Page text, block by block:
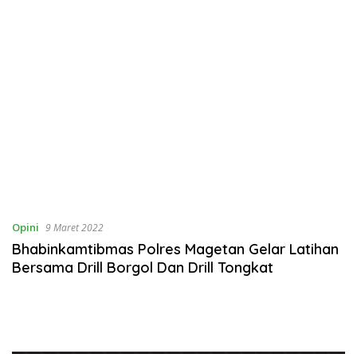
Opini 9 Maret 2022
Bhabinkamtibmas Polres Magetan Gelar Latihan
Bersama Drill Borgol Dan Drill Tongkat